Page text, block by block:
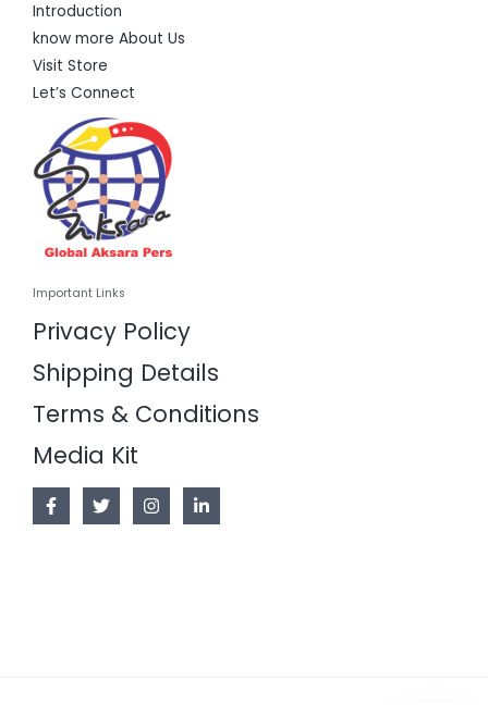
Introduction
know more About Us
Visit Store
Let’s Connect
Important Links
Privacy Policy
Shipping Details
Terms & Conditions
Media Kit